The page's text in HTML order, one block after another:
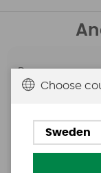
Base
BaseChoose
Sweden